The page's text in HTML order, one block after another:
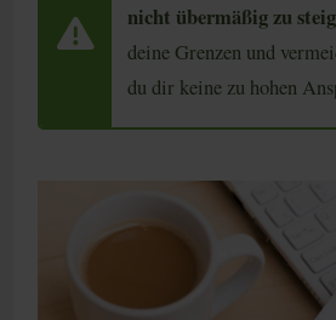
nicht übermäßig zu
deine Grenzen und
du dir keine zu hohen